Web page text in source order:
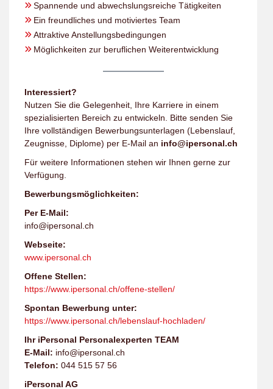
Spannende und abwechslungsreiche Tätigkeiten
Ein freundliches und motiviertes Team
Attraktive Anstellungsbedingungen
Möglichkeiten zur beruflichen Weiterentwicklung
Interessiert?
Nutzen Sie die Gelegenheit, Ihre Karriere in einem
spezialisierten Bereich zu entwickeln. Bitte senden Sie
Ihre vollständigen Bewerbungsunterlagen (Lebenslauf,
Zeugnisse, Diplome) per E-Mail an info@ipersonal.ch
Für weitere Informationen stehen wir Ihnen gerne zur
Verfügung.
Bewerbungsmöglichkeiten:
Per E-Mail:
info@ipersonal.ch
Webseite:
www.ipersonal.ch
Offene Stellen:
https://www.ipersonal.ch/offene-stellen/
Spontan Bewerbung unter:
https://www.ipersonal.ch/lebenslauf-hochladen/
Ihr iPersonal Personalexperten TEAM
E-Mail: info@ipersonal.ch
Telefon: 044 515 57 56
iPersonal AG